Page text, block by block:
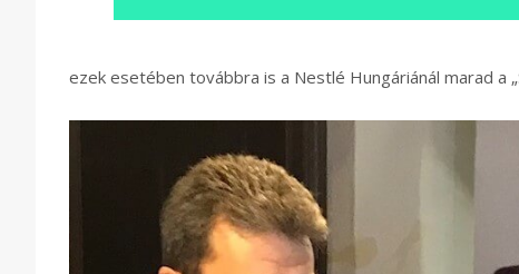
ezek esetében továbbra is a Nestlé Hungáriánál marad a